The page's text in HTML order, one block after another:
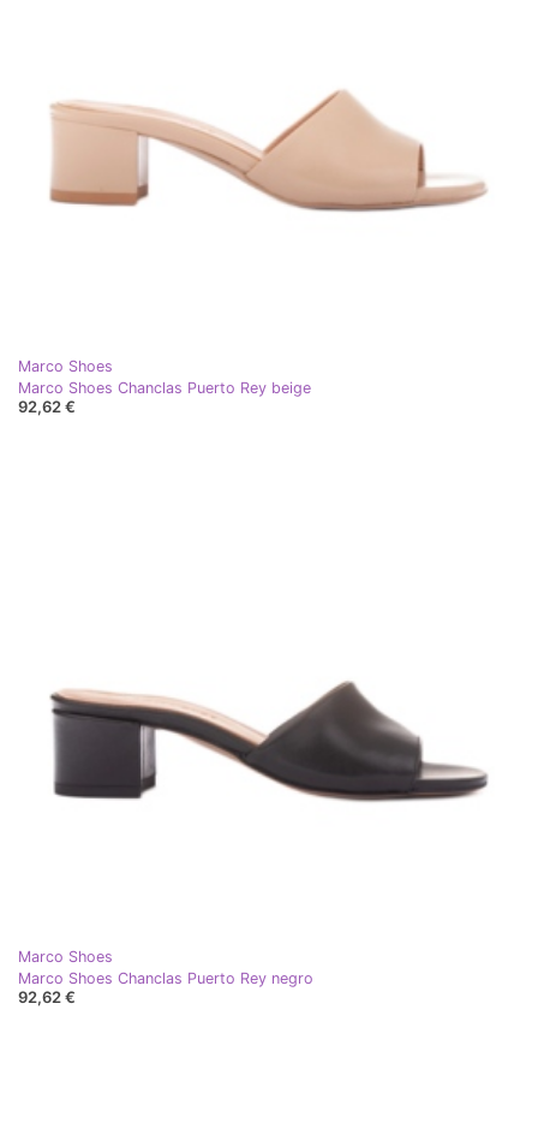
Marco Shoes
Marco Shoes Chanclas Puerto Rey beige
92,62 €
Marco Shoes
Marco Shoes Chanclas Puerto Rey negro
92,62 €